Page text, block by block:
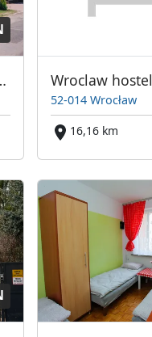
Wrocław
52-014 Wrocław
16,16 km